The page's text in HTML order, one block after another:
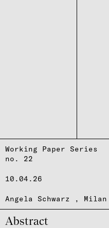
Working Paper Series
no. 22
10.04.26
Angela Schwarz Milan
Abstract